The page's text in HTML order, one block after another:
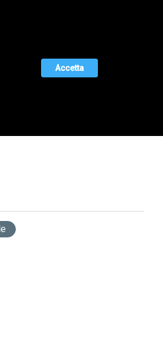
MAGAZINE UNISCITI A NOI
Accetta